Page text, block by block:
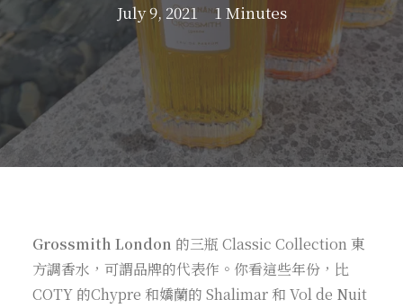
July 9, 2021 1 Minutes
Grossmith London 的三瓶 Classic Collection 東
方調香水，可謂品牌的代表作。你看這些年份，比
COTY 的Chypre 和嬌蘭的 Shalimar 和 Vol de Nuit